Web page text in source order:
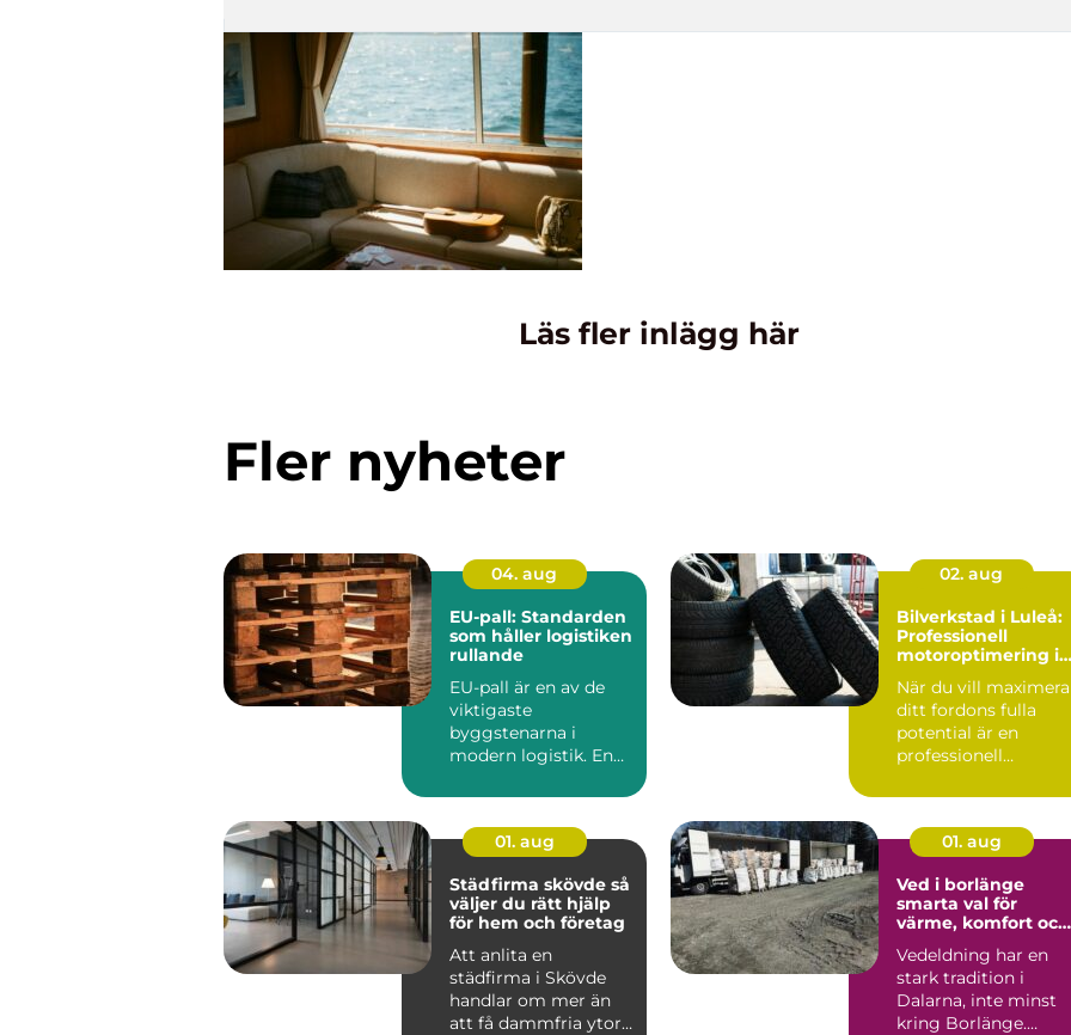
Läs fler inlägg här
Fler nyheter
04. aug
EU-pall: Standarden
som håller logistiken
rullande
EU-pall är en av de
viktigaste
byggstenarna i
modern logistik. En
lastpall g&oum...
02. aug
Bilverkstad i Luleå:
Professionell
motoroptimering i
prestanda
När du vill maximera
ditt fordons fulla
potential är en
professionell
Lu...
01. aug
Städfirma skövde så
väljer du rätt hjälp
för hem och företag
Att anlita en
städfirma i Skövde
handlar om mer än
att få dammfria ytor.
01. aug
Ved i borlänge
smarta val för
värme, komfort och
Vedeldning har en
stark tradition i
Dalarna, inte minst
kring Borlänge.